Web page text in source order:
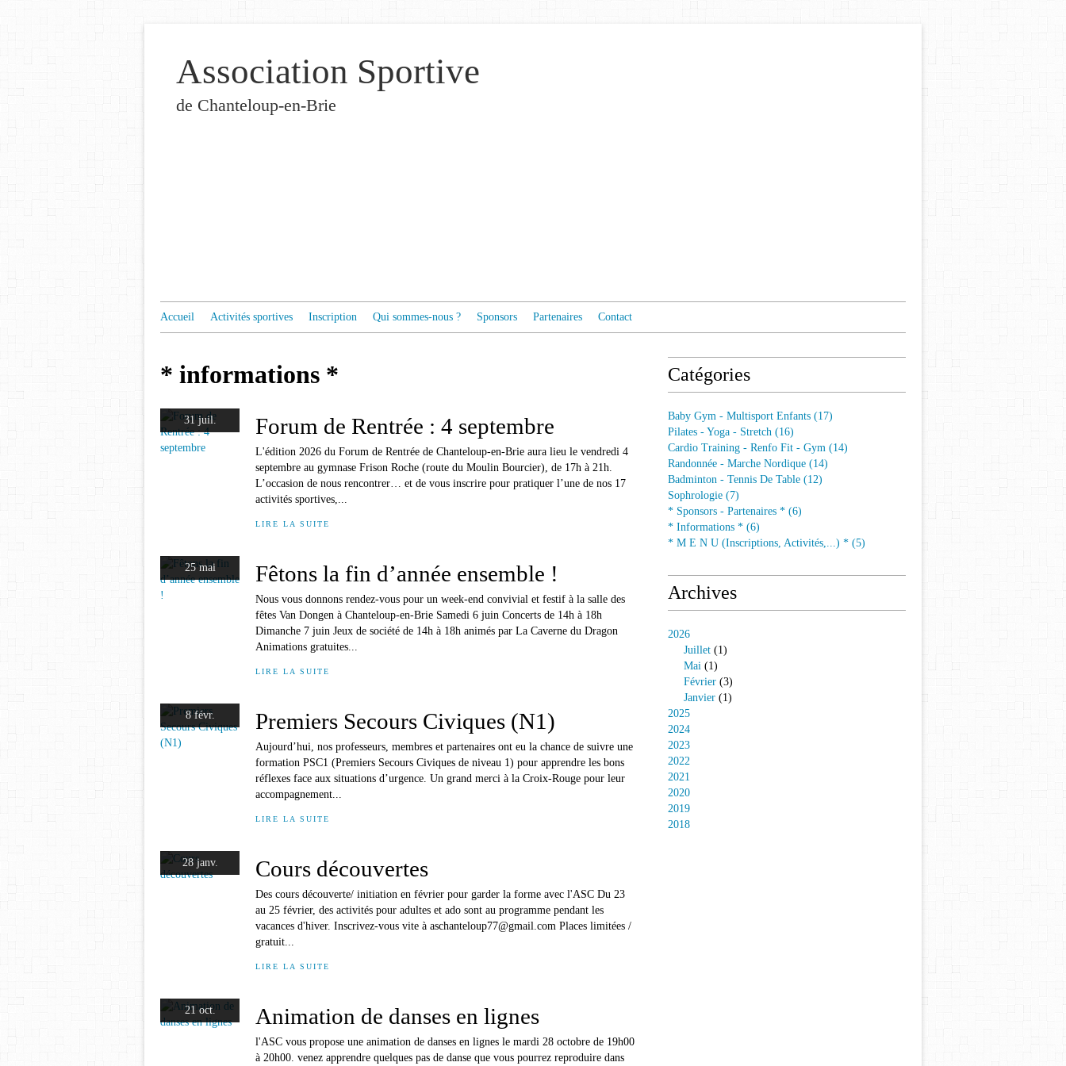
Association Sportive
de Chanteloup-en-Brie
Accueil Activités sportives Inscription Qui sommes-nous ? Sponsors Partenaires Contact
* informations *
31 juil. Forum de Rentrée : 4 septembre
L'édition 2026 du Forum de Rentrée de Chanteloup-en-Brie aura lieu le vendredi 4
septembre au gymnase Frison Roche (route du Moulin Bourcier), de 17h à 21h.
L’occasion de nous rencontrer… et de vous inscrire pour pratiquer l’une de nos 17
activités sportives,...
LIRE LA SUITE
25 mai Fêtons la fin d’année ensemble !
Nous vous donnons rendez-vous pour un week-end convivial et festif à la salle des
fêtes Van Dongen à Chanteloup-en-Brie Samedi 6 juin Concerts de 14h à 18h
Dimanche 7 juin Jeux de société de 14h à 18h animés par La Caverne du Dragon
Animations gratuites...
LIRE LA SUITE
8 févr. Premiers Secours Civiques (N1)
Aujourd’hui, nos professeurs, membres et partenaires ont eu la chance de suivre une
formation PSC1 (Premiers Secours Civiques de niveau 1) pour apprendre les bons
réflexes face aux situations d’urgence. Un grand merci à la Croix-Rouge pour leur
accompagnement...
LIRE LA SUITE
28 janv. Cours découvertes
Des cours découverte/ initiation en février pour garder la forme avec l'ASC Du 23
au 25 février, des activités pour adultes et ado sont au programme pendant les
vacances d'hiver. Inscrivez-vous vite à aschanteloup77@gmail.com Places limitées /
gratuit...
LIRE LA SUITE
21 oct. Animation de danses en lignes
l'ASC vous propose une animation de danses en lignes le mardi 28 octobre de 19h00
à 20h00. venez apprendre quelques pas de danse que vous pourrez reproduire dans
Catégories
Baby Gym - Multisport Enfants (17)
Pilates - Yoga - Stretch (16)
Cardio Training - Renfo Fit - Gym (14)
Randonnée - Marche Nordique (14)
Badminton - Tennis De Table (12)
Sophrologie (7)
* Sponsors - Partenaires * (6)
* Informations * (6)
* M E N U (Inscriptions, Activités,...) * (5)
Archives
2026
Juillet (1)
Mai (1)
Février (3)
Janvier (1)
2025
2024
2023
2022
2021
2020
2019
2018